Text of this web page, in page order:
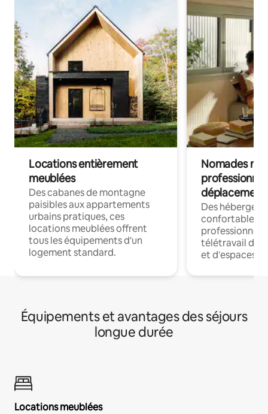
Locations entièrement
meublées
Des cabanes de montagne
paisibles aux appartements
urbains pratiques, ces
locations meublées offrent
tous les équipements d'un
logement standard.
Nomades
déplacement
Des
confortables
professionnels
télétravail
et d'espaces
Équipements et avantages des séjours
longue durée
Locations meublées